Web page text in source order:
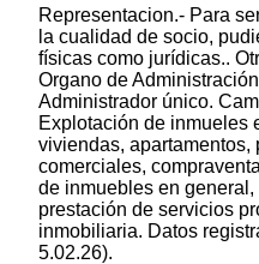
Representacion.- Para
la cualidad de socio,
físicas como jurídicas..
Organo de
Administrador único.
Explotación de inmueles
viviendas, apartamentos,
comerciales,
de inmuebles en
prestación de servicios
inmobiliaria. Datos
5.02.26).